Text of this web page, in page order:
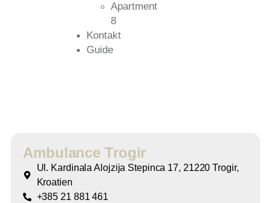
Apartment
8
Kontakt
Guide
Ambulance Trogir
Ul. Kardinala Alojzija Stepinca 17, 21220 Trogir,
Kroatien
+385 21 881 461